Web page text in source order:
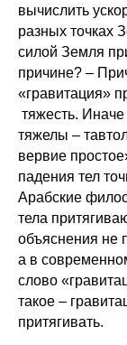
вычислить
разных точках
силой Земля
причине? –
«гравитация»
тяжесть. Иначе
тяжелы –
вервие
падения тел
Арабские
тела
объяснения не
а в
слово
такое –
притягивать.